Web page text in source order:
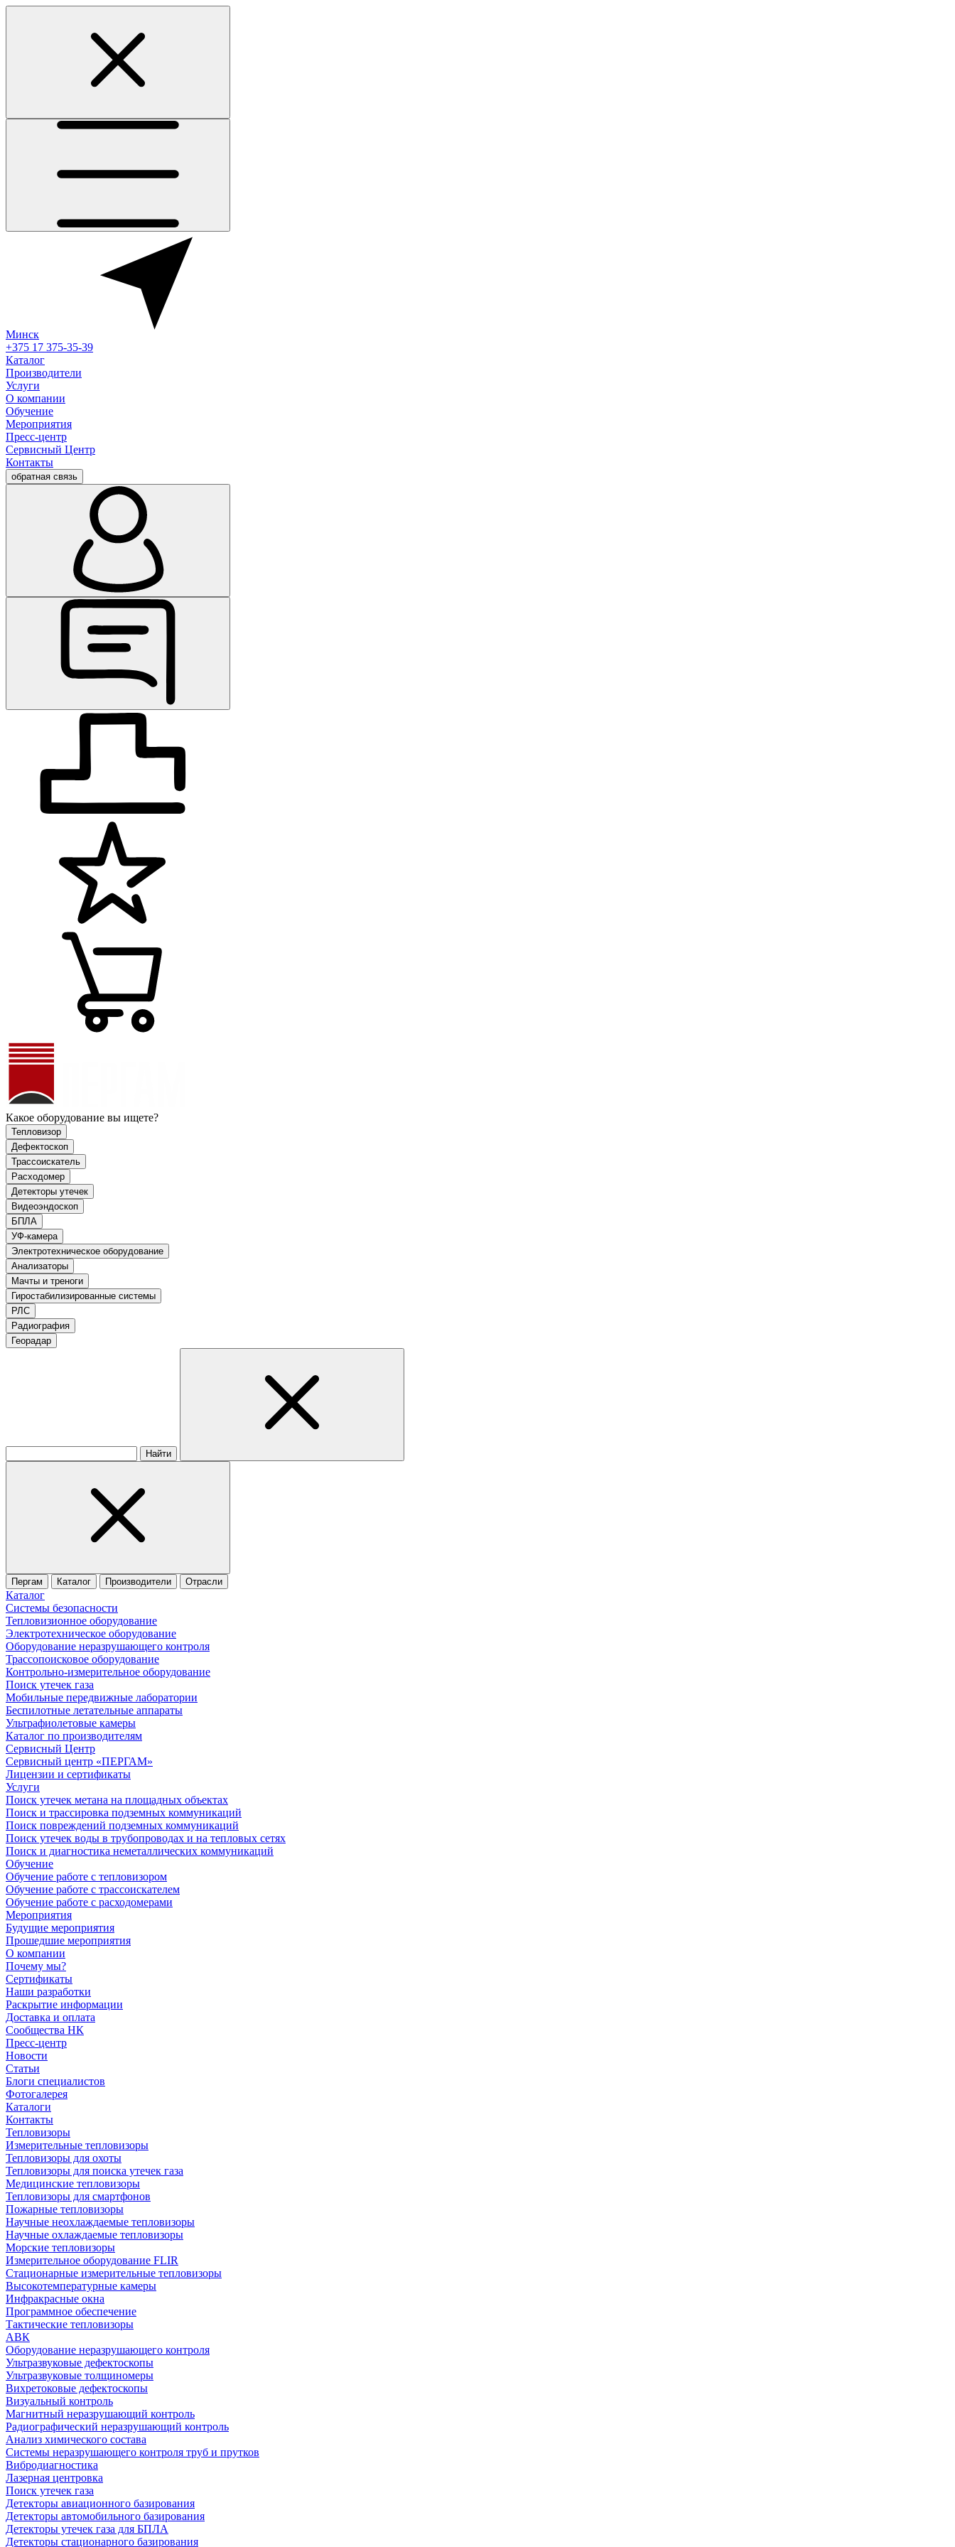
Минск
+375 17 375-35-39
Каталог
Производители
Услуги
О компании
Обучение
Мероприятия
Пресс-центр
Сервисный Центр
Контакты
обратная связь
Какое оборудование вы ищете?
Тепловизор
Дефектоскоп
Трассоискатель
Расходомер
Детекторы утечек
Видеоэндоскоп
БПЛА
УФ-камера
Электротехническое оборудование
Анализаторы
Мачты и треноги
Гиростабилизированные системы
РЛС
Радиография
Георадар
Найти
Пергам Каталог Производители Отрасли
Каталог
Системы безопасности
Тепловизионное оборудование
Электротехническое оборудование
Оборудование неразрушающего контроля
Трассопоисковое оборудование
Контрольно-измерительное оборудование
Поиск утечек газа
Мобильные передвижные лаборатории
Беспилотные летательные аппараты
Ультрафиолетовые камеры
Каталог по производителям
Сервисный Центр
Сервисный центр «ПЕРГАМ»
Лицензии и сертификаты
Услуги
Поиск утечек метана на площадных объектах
Поиск и трассировка подземных коммуникаций
Поиск повреждений подземных коммуникаций
Поиск утечек воды в трубопроводах и на тепловых сетях
Поиск и диагностика неметаллических коммуникаций
Обучение
Обучение работе с тепловизором
Обучение работе с трассоискателем
Обучение работе с расходомерами
Мероприятия
Будущие мероприятия
Прошедшие мероприятия
О компании
Почему мы?
Сертификаты
Наши разработки
Раскрытие информации
Доставка и оплата
Сообщества НК
Пресс-центр
Новости
Статьи
Блоги специалистов
Фотогалерея
Каталоги
Контакты
Тепловизоры
Измерительные тепловизоры
Тепловизоры для охоты
Тепловизоры для поиска утечек газа
Медицинские тепловизоры
Тепловизоры для смартфонов
Пожарные тепловизоры
Научные неохлаждаемые тепловизоры
Научные охлаждаемые тепловизоры
Морские тепловизоры
Измерительное оборудование FLIR
Стационарные измерительные тепловизоры
Высокотемпературные камеры
Инфракрасные окна
Программное обеспечение
Тактические тепловизоры
АВК
Оборудование неразрушающего контроля
Ультразвуковые дефектоскопы
Ультразвуковые толщиномеры
Вихретоковые дефектоскопы
Визуальный контроль
Магнитный неразрушающий контроль
Радиографический неразрушающий контроль
Анализ химического состава
Системы неразрушающего контроля труб и прутков
Вибродиагностика
Лазерная центровка
Поиск утечек газа
Детекторы авиационного базирования
Детекторы автомобильного базирования
Детекторы утечек газа для БПЛА
Детекторы стационарного базирования